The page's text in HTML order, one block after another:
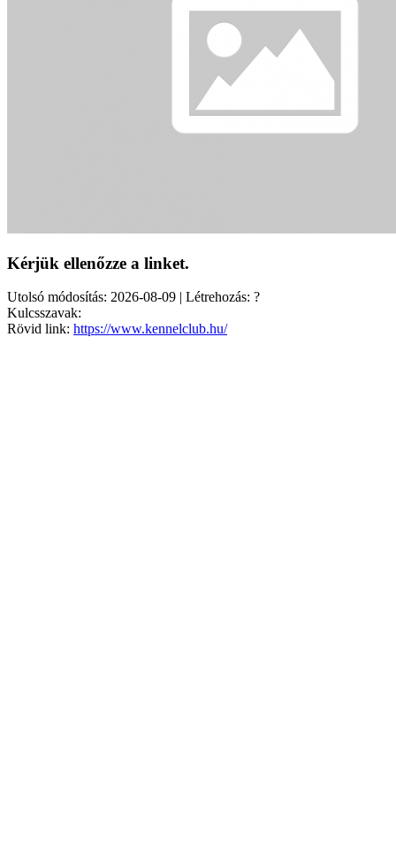
Kérjük ellenőzze a linket.
Utolsó módosítás: 2026-08-09 | Létrehozás: ?
Kulcsszavak:
Rövid link: https://www.kennelclub.hu/